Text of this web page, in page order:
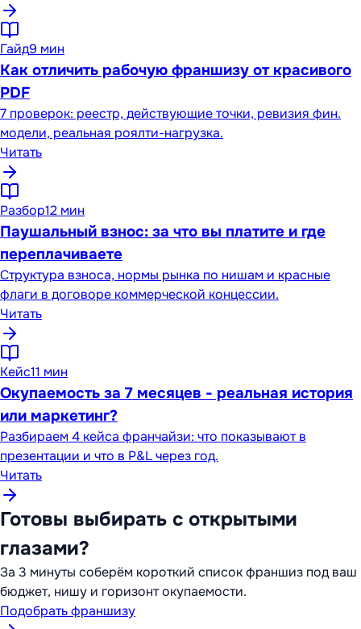
Гайд9 мин
Как отличить рабочую франшизу от красивого
PDF
7 проверок: реестр, действующие точки, ревизия фин.
модели, реальная роялти-нагрузка.
Читать
Разбор12 мин
Паушальный взнос: за что вы платите и где
переплачиваете
Структура взноса, нормы рынка по нишам и красные
флаги в договоре коммерческой концессии.
Читать
Кейс11 мин
Окупаемость за 7 месяцев - реальная история
или маркетинг?
Разбираем 4 кейса франчайзи: что показывают в
презентации и что в P&L через год.
Читать
Готовы выбирать с открытыми
глазами?
За 3 минуты соберём короткий список франшиз под ваш
бюджет, нишу и горизонт окупаемости.
Подобрать франшизу